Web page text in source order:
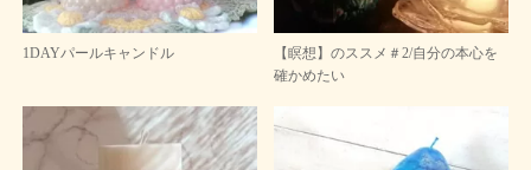
1DAYパールキャンドル
【瞑想】のススメ＃2/自分の本心を
確かめたい